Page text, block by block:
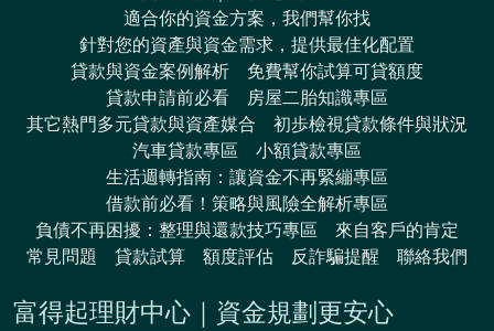
適合你的資金方案，我們幫你找
針對您的資產與資金需求，提供最佳化配置
貸款與資金案例解析
免費幫你試算可貸額度
貸款申請前必看
房屋二胎知識專區
其它熱門多元貸款與資產媒合
初歩檢視貸款條件與狀況
汽車貸款專區
小額貸款專區
生活週轉指南：讓資金不再緊繃專區
借款前必看！策略與風險全解析專區
負債不再困擾：整理與還款技巧專區
來自客戶的肯定
常見問題
貸款試算 額度評估 反詐騙提醒 聯絡我們
富得起理財中心｜資金規劃更安心